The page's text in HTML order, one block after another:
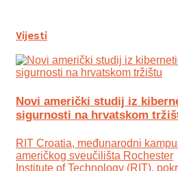
Vijesti
Novi američki studij iz
sigurnosti na hrvatskom
RIT Croatia, međunarodni
američkog sveučilišta Rochester
Institute of Technology (RIT),